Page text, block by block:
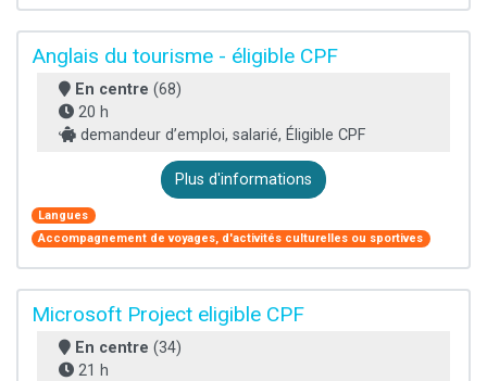
Anglais du tourisme - éligible CPF
En centre (68)
20 h
demandeur d’emploi, salarié, Éligible CPF
Plus d'informations
Langues
Accompagnement de voyages, d'activités culturelles ou sportives
Microsoft Project eligible CPF
En centre (34)
21 h